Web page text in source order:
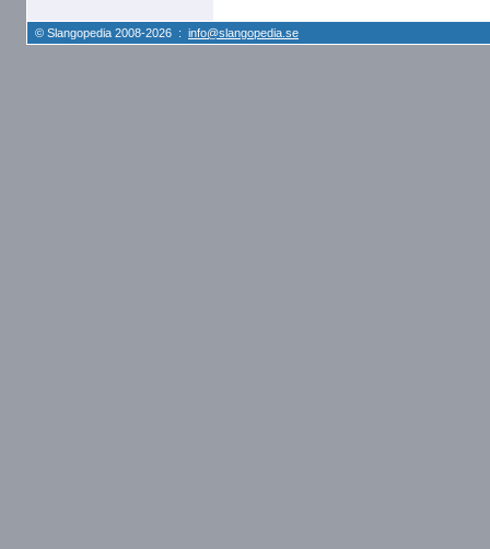
© Slangopedia 2008-2026 : info@slangopedia.se